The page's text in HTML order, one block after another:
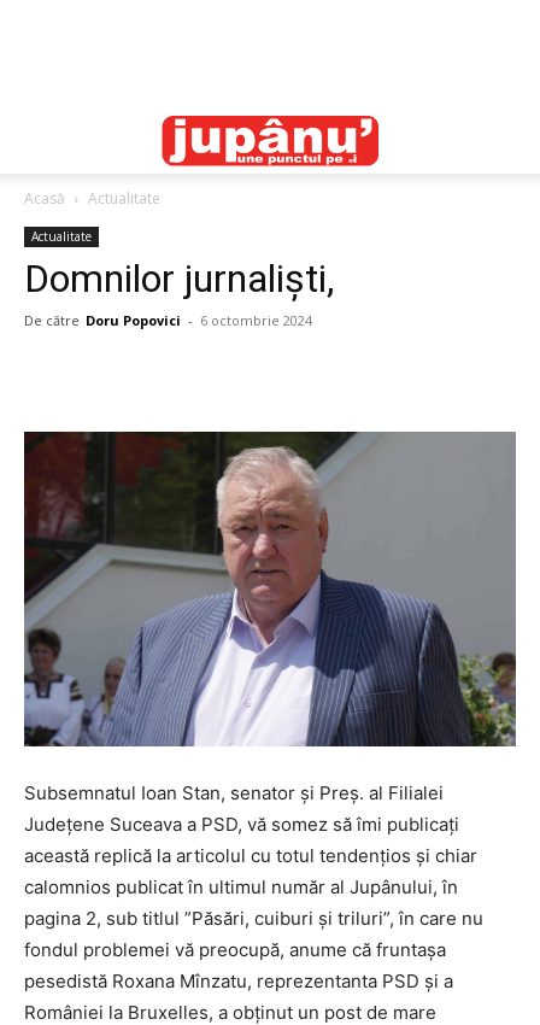
Acasă Actualitate
Actualitate
Domnilor jurnaliști,
De către Doru Popovici - 6 octombrie 2024
Subsemnatul Ioan Stan, senator și Preș. al Filialei
Județene Suceava a PSD, vă somez să îmi publicați
această replică la articolul cu totul tendențios și chiar
calomnios publicat în ultimul număr al Jupânului, în
pagina 2, sub titlul ”Păsări, cuiburi și triluri”, în care nu
fondul problemei vă preocupă, anume că fruntașa
pesedistă Roxana Mînzatu, reprezentanta PSD și a
României la Bruxelles, a obținut un post de mare